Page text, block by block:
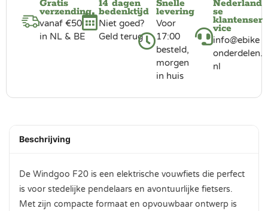
Gratis
verzending
vanaf €50
in NL & BE
14 dagen
bedenktijd
Niet goed?
Geld terug
Snelle
levering
Voor
17:00
besteld,
morgen
in huis
Nederland
se
klantenser
vice
info@ebike
onderdelen.
nl
Beschrijving
De Windgoo F20 is een elektrische vouwfiets die perfect
is voor stedelijke pendelaars en avontuurlijke fietsers.
Met zijn compacte formaat en opvouwbaar ontwerp is